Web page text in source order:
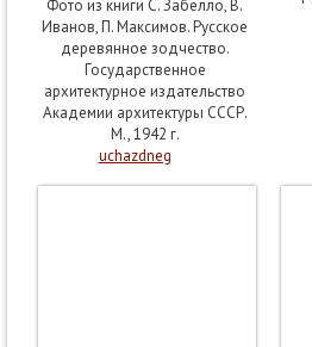
Фото из книги С. Забелло, В.
Иванов, П. Максимов. Русское
деревянное зодчество.
Государственное
архитектурное издательство
Академии архитектуры СССР.
М., 1942 г.
uchazdneg